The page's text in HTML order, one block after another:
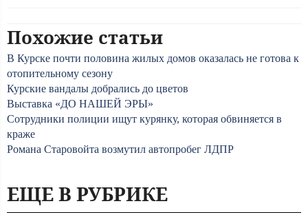
Похожие статьи
В Курске почти половина жилых домов оказалась не готова к
отопительному сезону
Курские вандалы добрались до цветов
Выставка «ДО НАШЕЙ ЭРЫ»
Сотрудники полиции ищут курянку, которая обвиняется в
краже
Романа Старовойта возмутил автопробег ЛДПР
ЕЩЕ В РУБРИКЕ